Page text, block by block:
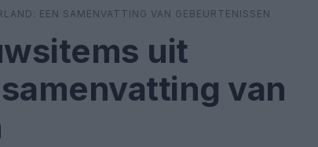
EEN SAMENVATTING VAN GEBEURTENISSEN
uit
van